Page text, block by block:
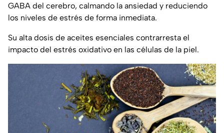
GABA del cerebro, calmando la ansiedad y reduciendo
los niveles de estrés de forma inmediata.
Su alta dosis de aceites esenciales contrarresta el
impacto del estrés oxidativo en las células de la piel.